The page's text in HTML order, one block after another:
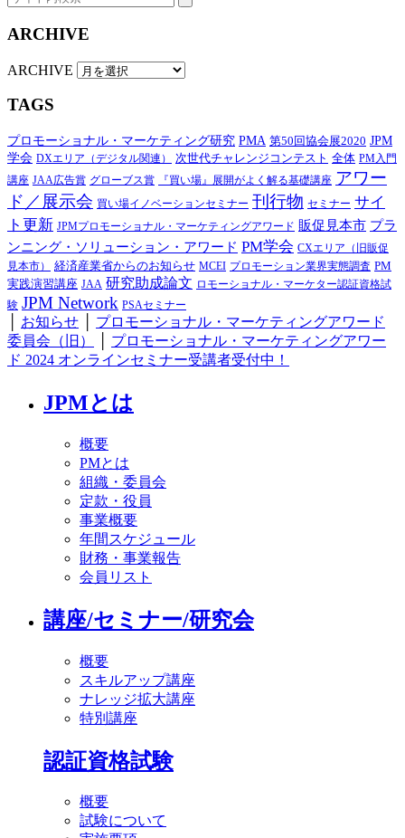
ARCHIVE
ARCHIVE
TAGS
プロモーショナル・マーケティング研究 PMA 第50回協会展2020 JPM
学会 DXエリア（デジタル関連） 次世代チャレンジコンテスト 全体 PM入門
講座 JAA広告賞 グローブス賞 『買い場』展開がよく解る基礎講座 アワー
ド／展示会 買い場イノベーションセミナー 刊行物 セミナー サイ
ト更新 JPMプロモーショナル・マーケティングアワード 販促見本市 プラ
ンニング・ソリューション・アワード PM学会 CXエリア（旧販促
見本市）
経済産業省からのお知らせ MCEI プロモーション業界実態調査 PM
実践演習講座 JAA 研究助成論文 ロモーショナル・マーケター認証資格試
験 JPM Network PSAセミナー
お知らせ
プロモーショナル・マーケティングアワード
委員会（旧）
プロモーショナル・マーケティングアワー
ド 2024 オンラインセミナー受講者受付中！
JPMとは
概要
PMとは
組織・委員会
定款・役員
事業概要
年間スケジュール
財務・事業報告
会員リスト
講座/セミナー/研究会
概要
スキルアップ講座
ナレッジ拡大講座
特別講座
認証資格試験
概要
試験について